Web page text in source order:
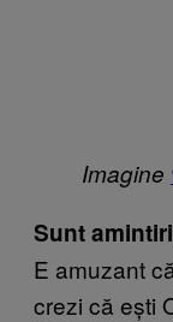
Imagine
Sunt
E amuzant
crezi că ești